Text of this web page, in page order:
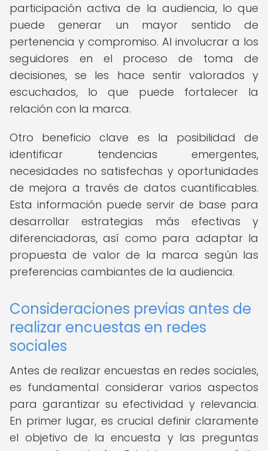
participación activa de la audiencia, lo que
puede generar un mayor sentido de
pertenencia y compromiso. Al involucrar a los
seguidores en el proceso de toma de
decisiones, se les hace sentir valorados y
escuchados, lo que puede fortalecer la
relación con la marca.
Otro beneficio clave es la posibilidad de
identificar tendencias emergentes,
necesidades no satisfechas y oportunidades
de mejora a través de datos cuantificables.
Esta información puede servir de base para
desarrollar estrategias más efectivas y
diferenciadoras, así como para adaptar la
propuesta de valor de la marca según las
preferencias cambiantes de la audiencia.
Consideraciones previas antes de
realizar encuestas en redes
sociales
Antes de realizar encuestas en redes sociales,
es fundamental considerar varios aspectos
para garantizar su efectividad y relevancia.
En primer lugar, es crucial definir claramente
el objetivo de la encuesta y las preguntas